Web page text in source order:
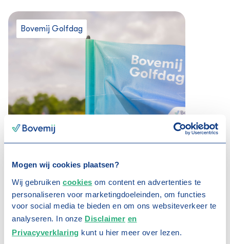
Mogen wij cookies plaatsen?
Wij gebruiken cookies om content en advertenties te
personaliseren voor marketingdoeleinden, om functies
voor social media te bieden en om ons websiteverkeer te
analyseren. In onze Disclaimer en
Privacyverklaring kunt u hier meer over lezen.
Bovemij Golfdag 2026:
sportief en verbindend
17 juli 2026
Bovemij Golfdag